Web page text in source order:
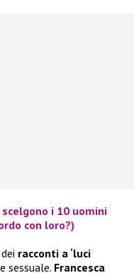
i 10 uomini
con loro?)
racconti a ‘luci
sessuale. Francesca